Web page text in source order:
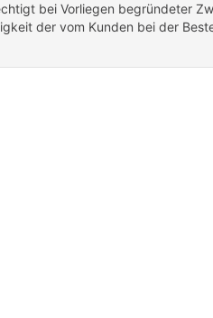
bei Vorliegen begründeter
der vom Kunden bei der